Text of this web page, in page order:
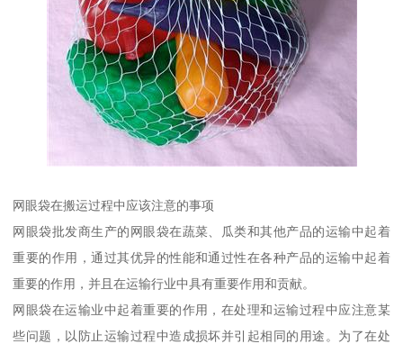
网眼袋在搬运过程中应该注意的事项
网眼袋批发商生产的网眼袋在蔬菜、瓜类和其他产品的运输中起着
重要的作用，通过其优异的性能和通过性在各种产品的运输中起着
重要的作用，并且在运输行业中具有重要作用和贡献。
网眼袋在运输业中起着重要的作用，在处理和运输过程中应注意某
些问题，以防止运输过程中造成损坏并引起相同的用途。为了在处